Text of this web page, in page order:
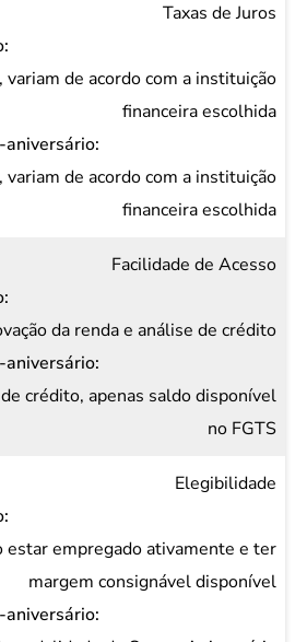
Taxas de Juros
de acordo com a instituição
financeira escolhida
de acordo com a instituição
financeira escolhida
Facilidade de Acesso
da renda e análise de crédito
crédito, apenas saldo disponível
no FGTS
Elegibilidade
estar empregado ativamente e ter
margem consignável disponível